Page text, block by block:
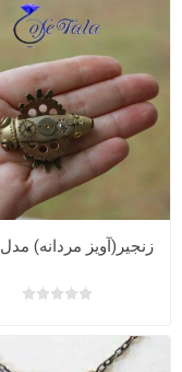
زنجیر(آویز مردانه) مدل 9049